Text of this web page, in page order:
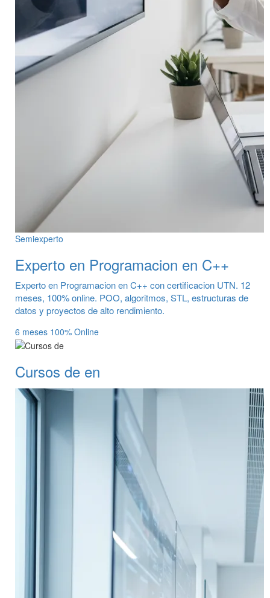
Semiexperto
Experto en Programacion en C++
Experto en Programacion en C++ con certificacion UTN. 12
meses, 100% online. POO, algoritmos, STL, estructuras de
datos y proyectos de alto rendimiento.
6 meses 100% Online
Cursos de en